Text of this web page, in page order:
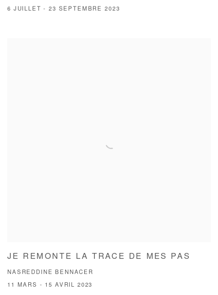
6 JUILLET - 23 SEPTEMBRE 2023
JE REMONTE LA TRACE DE MES PAS
NASREDDINE BENNACER
11 MARS - 15 AVRIL 2023